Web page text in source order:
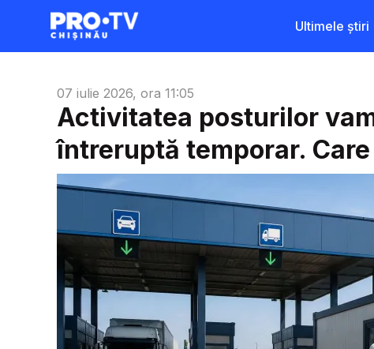
Ultimele știri
07 iulie 2026, ora 11:05
Activitatea posturilor
întreruptă temporar.